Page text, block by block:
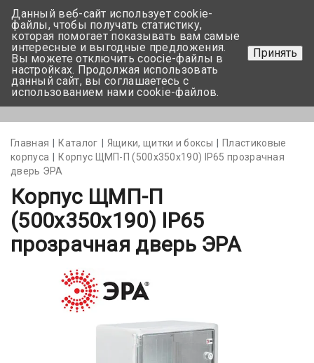
+375 17-350-99-56
+375 44-752-82-08
Задать вопрос
Главная Каталог Ящики, щитки и боксы
Пластиковые
корпуса
Корпус ЩМП-П (500х350х190) IP65 прозрачная
дверь ЭРА
Корпус ЩМП-П
(500х350х190) IP65
прозрачная дверь ЭРА
Данный веб-сайт использует cookie-
файлы, чтобы получать статистику,
которая помогает показывать вам самые
интересные и выгодные предложения.
Вы можете отключить coocie-файлы в
настройках. Продолжая использовать
данный сайт, вы соглашаетесь с
использованием нами cookie-файлов.
Принять